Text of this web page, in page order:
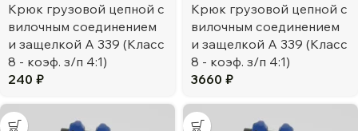
Крюк грузовой цепной с
вилочным соединением
и защелкой А 339 (Класс
8 - коэф. з/п 4:1)
240 ₽
Крюк грузовой цепной с
вилочным соединением
и защелкой А 339 (Класс
8 - коэф. з/п 4:1)
3660 ₽